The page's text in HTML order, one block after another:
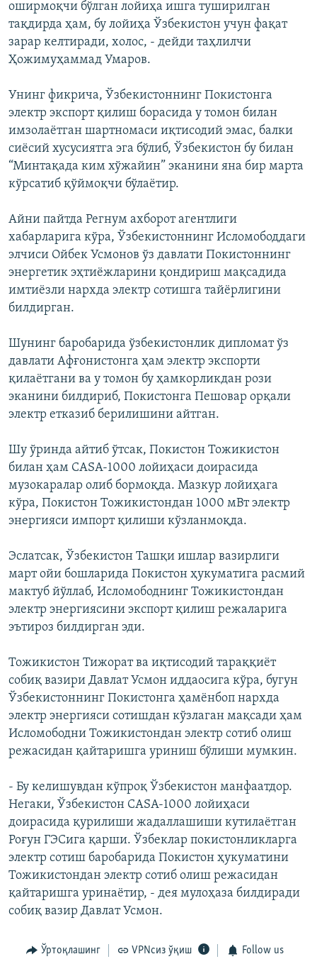
оширмоқчи бўлган лойиҳа ишга туширилган
тақдирда ҳам, бу лойиҳа Ўзбекистон учун фақат
зарар келтиради, холос, - дейди таҳлилчи
Ҳожимуҳаммад Умаров.
Унинг фикрича, Ўзбекистоннинг Покистонга
электр экспорт қилиш борасида у томон билан
имзолаётган шартномаси иқтисодий эмас, балки
сиёсий хусусиятга эга бўлиб, Ўзбекистон бу билан
“Минтақада ким хўжайин” эканини яна бир марта
кўрсатиб қўймоқчи бўлаётир.
Айни пайтда Регнум ахборот агентлиги
хабарларига кўра, Ўзбекистоннинг Исломободдаги
элчиси Ойбек Усмонов ўз давлати Покистоннинг
энергетик эҳтиёжларини қондириш мақсадида
имтиёзли нархда электр сотишга тайёрлигини
билдирган.
Шунинг баробарида ўзбекистонлик дипломат ўз
давлати Афғонистонга ҳам электр экспорти
қилаётгани ва у томон бу ҳамкорликдан рози
эканини билдириб, Покистонга Пешовар орқали
электр етказиб берилишини айтган.
Шу ўринда айтиб ўтсак, Покистон Тожикистон
билан ҳам CASA-1000 лойиҳаси доирасида
музокаралар олиб бормоқда. Мазкур лойиҳага
кўра, Покистон Тожикистондан 1000 мВт электр
энергияси импорт қилиши кўзланмоқда.
Эслатсак, Ўзбекистон Ташқи ишлар вазирлиги
март ойи бошларида Покистон ҳукуматига расмий
мактуб йўллаб, Исломободнинг Тожикистондан
электр энергиясини экспорт қилиш режаларига
эътироз билдирган эди.
Тожикистон Тижорат ва иқтисодий тараққиёт
собиқ вазири Давлат Усмон иддаосига кўра, бугун
Ўзбекистоннинг Покистонга ҳамёнбоп нархда
электр энергияси сотишдан кўзлаган мақсади ҳам
Исломободни Тожикистондан электр сотиб олиш
режасидан қайтаришга уриниш бўлиши мумкин.
- Бу келишувдан кўпроқ Ўзбекистон манфаатдор.
Негаки, Ўзбекистон CASA-1000 лойиҳаси
доирасида қурилиши жадаллашиши кутилаётган
Роғун ГЭСига қарши. Ўзбеклар покистонликларга
электр сотиш баробарида Покистон ҳукуматини
Тожикистондан электр сотиб олиш режасидан
қайтаришга уринаётир, - дея мулоҳаза билдиради
собиқ вазир Давлат Усмон.
Ўртоқлашинг VPNсиз ўқиш Follow us